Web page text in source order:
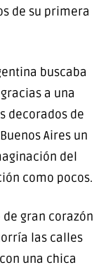
de su primera
buscaba
a una
decorados de
Aires un
del
como pocos.
gran corazón
las calles
una chica